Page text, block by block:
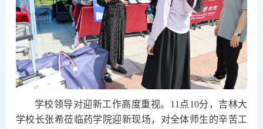
学校领导对迎新工作高度重视。11点10分，吉林大
学校长张希莅临药学院迎新现场，对全体师生的辛苦工